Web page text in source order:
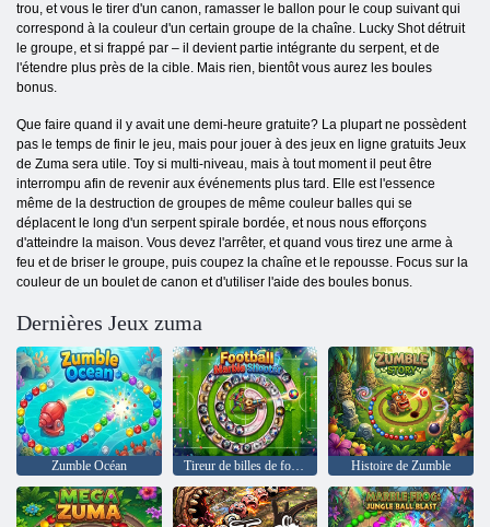
trou, et vous le tirer d'un canon, ramasser le ballon pour le coup suivant qui
correspond à la couleur d'un certain groupe de la chaîne. Lucky Shot détruit
le groupe, et si frappé par – il devient partie intégrante du serpent, et de
l'étendre plus près de la cible. Mais rien, bientôt vous aurez les boules
bonus.
Que faire quand il y avait une demi-heure gratuite? La plupart ne possèdent
pas le temps de finir le jeu, mais pour jouer à des jeux en ligne gratuits Jeux
de Zuma sera utile. Toy si multi-niveau, mais à tout moment il peut être
interrompu afin de revenir aux événements plus tard. Elle est l'essence
même de la destruction de groupes de même couleur balles qui se
déplacent le long d'un serpent spirale bordée, et nous nous efforçons
d'atteindre la maison. Vous devez l'arrêter, et quand vous tirez une arme à
feu et de briser le groupe, puis coupez la chaîne et le repousse. Focus sur la
couleur de un boulet de canon et d'utiliser l'aide des boules bonus.
Dernières Jeux zuma
Zumble Océan Tireur de billes de football Histoire de Zumble